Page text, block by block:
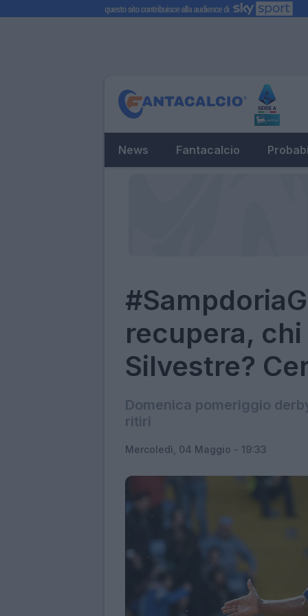
News Fantacalcio
recupera,
Silvestre?
Domenica pomeriggio
ritiri
Mercoledì, 04 Maggio - 19:33